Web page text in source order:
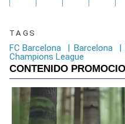
TAGS
FC Barcelona | Barcelona |
Champions League